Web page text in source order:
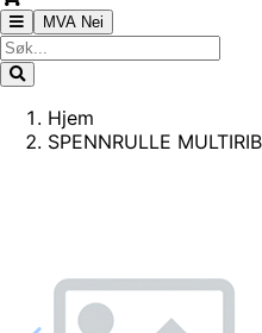
MVA Nei
Hjem
SPENNRULLE